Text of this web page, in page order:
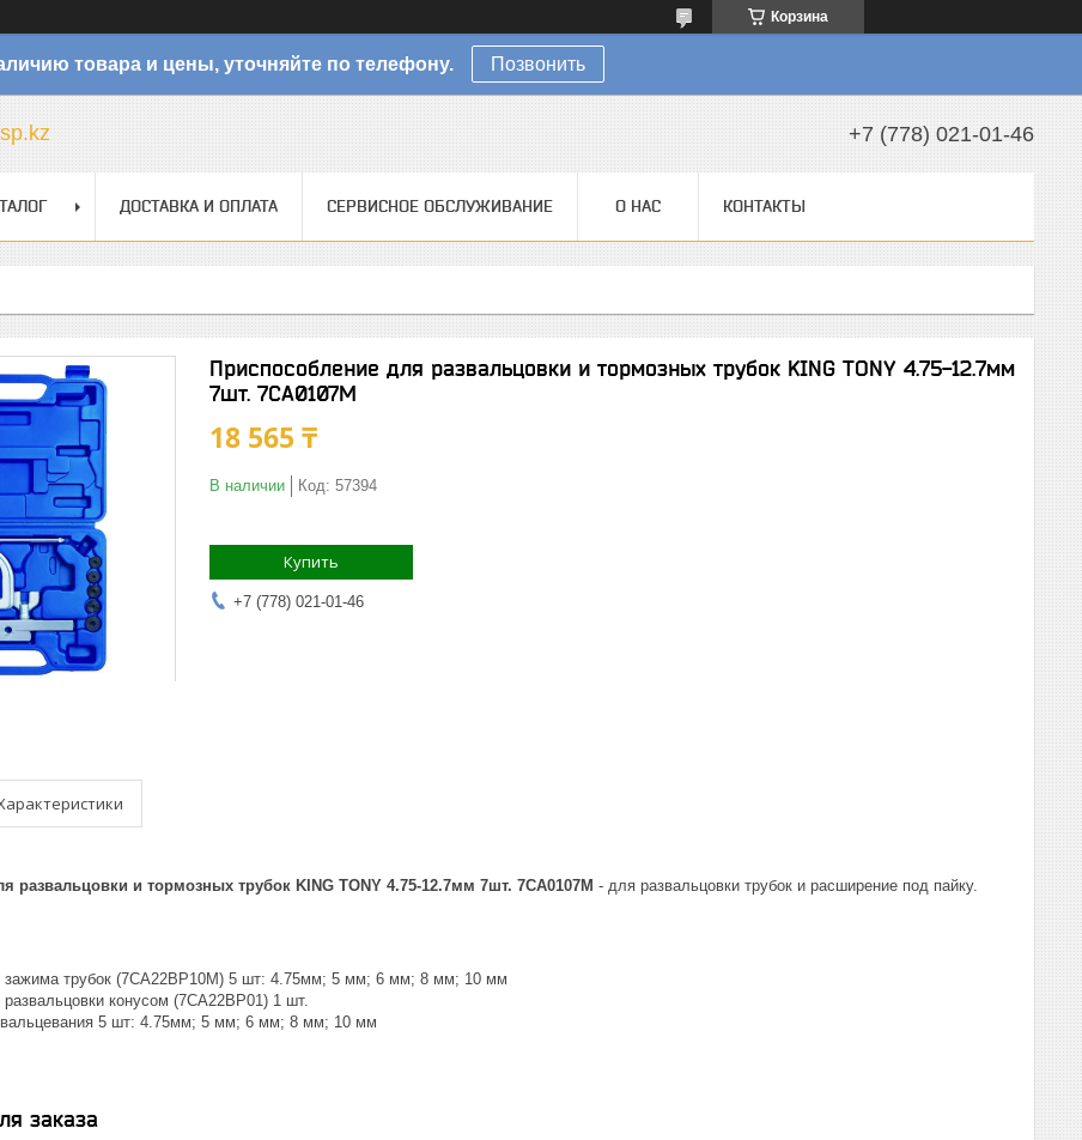
Корзина
товара и цены, уточняйте по телефону. Позвонить
+7 (778) 021-01-46
ДОСТАВКА И ОПЛАТА СЕРВИСНОЕ ОБСЛУЖИВАНИЕ О НАС КОНТАКТЫ
Приспособление для развальцовки и тормозных трубок KING TONY 4.75-12.7мм
7шт. 7CA0107M
18 565 ₸
В наличии Код: 57394
Купить
+7 (778) 021-01-46
развальцовки и тормозных трубок KING TONY 4.75-12.7мм 7шт. 7CA0107M - для развальцовки трубок и расширение под пайку.
зажима трубок (7CA22BP10M) 5 шт: 4.75мм; 5 мм; 6 мм; 8 мм; 10 мм
конусом (7CA22BP01) 1 шт.
5 шт: 4.75мм; 5 мм; 6 мм; 8 мм; 10 мм
заказа